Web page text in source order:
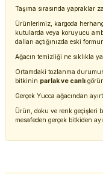
Taşıma sırasında yapraklar
Ürünlerimiz, kargoda
kutularda veya koruyucu
dalları açtığınızda eski
Ağacın temizliği ne sıklıkla
Ortamdaki tozlanma
bitkinin parlak ve canlı
Gerçek Yucca ağacından
Ürün, doku ve renk geçişleri
mesafeden gerçek bitkiden